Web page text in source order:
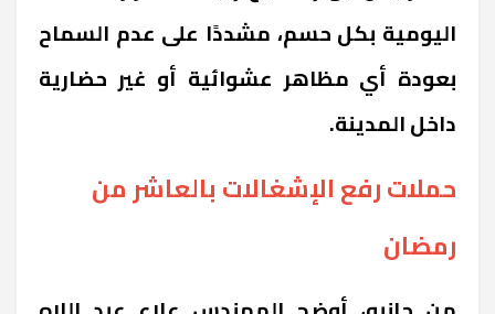
اليومية بكل حسم، مشددًا على عدم السماح
بعودة أي مظاهر عشوائية أو غير حضارية
داخل المدينة.
حملات رفع الإشغالات بالعاشر من
رمضان